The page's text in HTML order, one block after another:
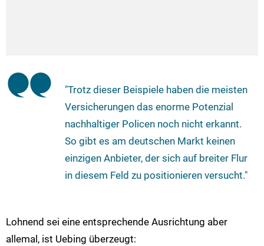
"Trotz dieser Beispiele haben die meisten
Versicherungen das enorme Potenzial
nachhaltiger Policen noch nicht erkannt.
So gibt es am deutschen Markt keinen
einzigen Anbieter, der sich auf breiter Flur
in diesem Feld zu positionieren versucht."
Lohnend sei eine entsprechende Ausrichtung aber
allemal, ist Uebing überzeugt: